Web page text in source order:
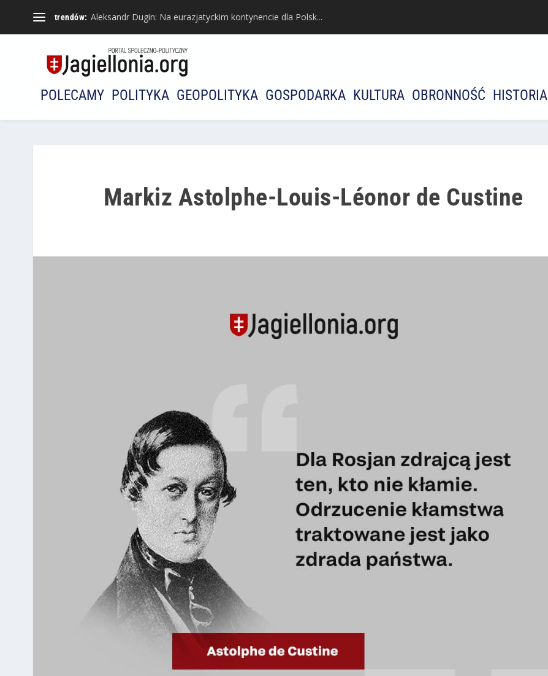
trendów: Aleksandr Dugin: Na eurazjatyckim kontynencie dla Polsk...
POLECAMY POLITYKA GEOPOLITYKA GOSPODARKA KULTURA OBRONNOŚĆ HISTORIA
Markiz Astolphe-Louis-Léonor de Custine